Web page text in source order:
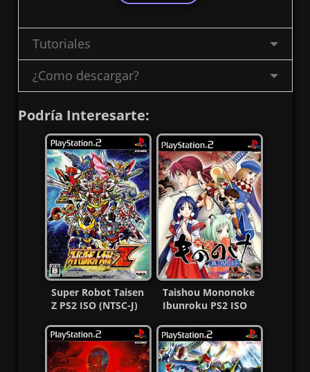
Tutoriales
¿Como descargar?
Podría Interesarte:
Super Robot Taisen
Z PS2 ISO (NTSC-J)
Taishou Mononoke
Ibunroku PS2 ISO